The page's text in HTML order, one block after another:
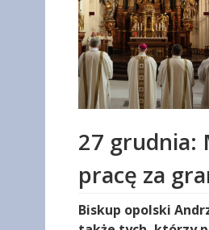
27 grudnia:
pracę za
Biskup opolski